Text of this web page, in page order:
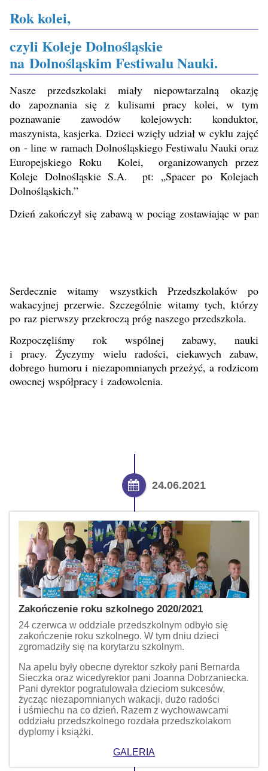
Rok kolei,
czyli Koleje Dolnośląskie
na Dolnośląskim Festiwalu Nauki.
Nasze przedszkolaki miały niepowtarzalną okazję
do zapoznania się z kulisami pracy kolei, w tym
poznawanie zawodów kolejowych: konduktor,
maszynista, kasjerka. Dzieci wzięły udział w cyklu zajęć
on - line w ramach Dolnośląskiego Festiwalu Nauki oraz
Europejskiego Roku Kolei, organizowanych przez
Koleje Dolnośląskie S.A. pt: „Spacer po Kolejach
Dolnośląskich.”
Dzień zakończył się zabawą w pociąg zostawiając w
Serdecznie witamy wszystkich Przedszkolaków po
wakacyjnej przerwie. Szczególnie witamy tych, którzy
po raz pierwszy przekroczą próg naszego przedszkola.
Rozpoczęliśmy rok wspólnej zabawy, nauki
i pracy. Życzymy wielu radości, ciekawych zabaw,
dobrego humoru i niezapomnianych przeżyć, a rodzicom
owocnej współpracy i zadowolenia.
24.06.2021
Zakończenie roku szkolnego 2020/2021
24 czerwca w oddziale przedszkolnym odbyło się
zakończenie roku szkolnego. W tym dniu dzieci
zgromadziły się na korytarzu szkolnym.
Na apelu były obecne dyrektor szkoły pani Bernarda
Sieczka oraz wicedyrektor pani Joanna Dobrzaniecka.
Pani dyrektor pogratulowała dzieciom sukcesów,
życząc niezapomnianych wakacji, dużo radości
i uśmiechu na co dzień. Razem z wychowawcami
oddziału przedszkolnego rozdała przedszkolakom
dyplomy i książki.
GALERIA